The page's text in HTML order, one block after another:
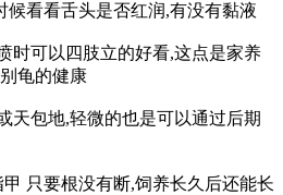
候看看舌头是否红润,有没有黏液
时可以四肢立的好看,这点是家养
龟的健康
天包地,轻微的也是可以通过后期
只要根没有断,饲养长久后还能长